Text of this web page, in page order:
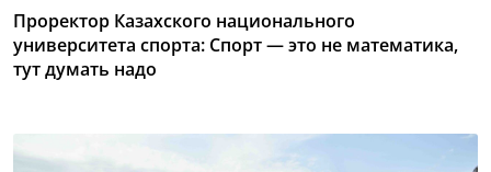
Проректор Казахского национального
университета спорта: Спорт — это не математика,
тут думать надо